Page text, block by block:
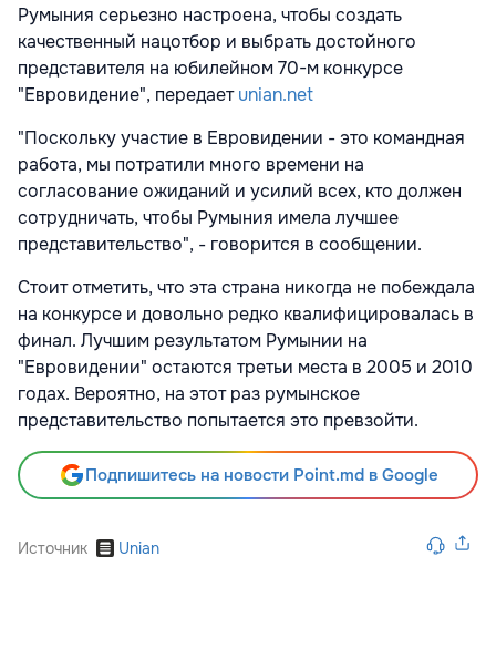
Румыния серьезно настроена, чтобы создать
качественный нацотбор и выбрать достойного
представителя на юбилейном 70-м конкурсе
"Евровидение", передаетunian.net
"Поскольку участие в Евровидении - это командная
работа, мы потратили много времени на
согласование ожиданий и усилий всех, кто должен
сотрудничать, чтобы Румыния имела лучшее
представительство", - говорится в сообщении.
Стоит отметить, что эта страна никогда не побеждала
на конкурсе и довольно редко квалифицировалась в
финал. Лучшим результатом Румынии на
"Евровидении" остаются третьи места в 2005 и 2010
годах. Вероятно, на этот раз румынское
представительство попытается это превзойти.
Подпишитесь на новости Point.md в Google
Источник Unian